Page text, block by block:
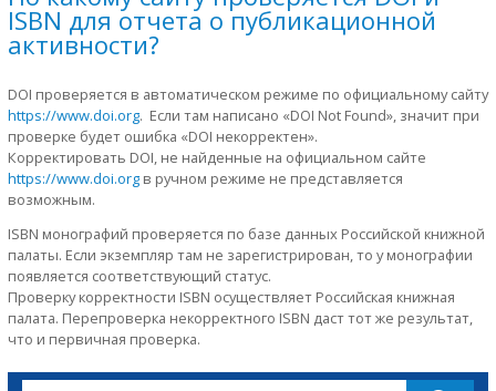
ISBN для отчета о публикационной
активности?
DOI проверяется в автоматическом режиме по официальному сайту
https://www.doi.org. Если там написано «DOI Not Found», значит при
проверке будет ошибка «DOI некорректен».
Корректировать DOI, не найденные на официальном сайте
https://www.doi.org в ручном режиме не представляется
возможным.
ISBN монографий проверяется по базе данных Российской книжной
палаты. Если экземпляр там не зарегистрирован, то у монографии
появляется соответствующий статус.
Проверку корректности ISBN осуществляет Российская книжная
палата. Перепроверка некорректного ISBN даст тот же результат,
что и первичная проверка.